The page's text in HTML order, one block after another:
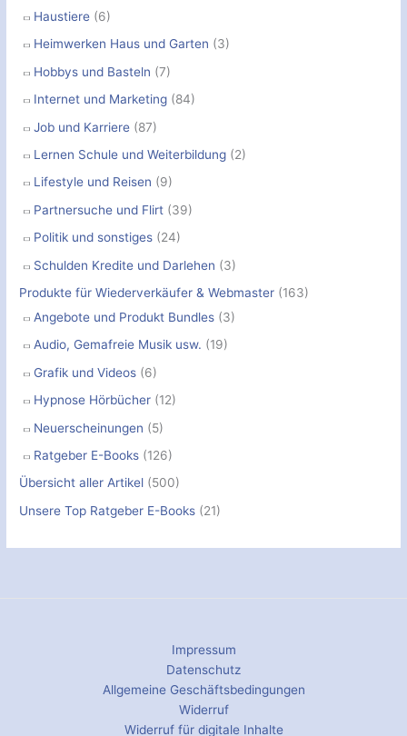
Haustiere (6)
Heimwerken Haus und Garten (3)
Hobbys und Basteln (7)
Internet und Marketing (84)
Job und Karriere (87)
Lernen Schule und Weiterbildung (2)
Lifestyle und Reisen (9)
Partnersuche und Flirt (39)
Politik und sonstiges (24)
Schulden Kredite und Darlehen (3)
Produkte für Wiederverkäufer & Webmaster (163)
Angebote und Produkt Bundles (3)
Audio, Gemafreie Musik usw. (19)
Grafik und Videos (6)
Hypnose Hörbücher (12)
Neuerscheinungen (5)
Ratgeber E-Books (126)
Übersicht aller Artikel (500)
Unsere Top Ratgeber E-Books (21)
Impressum
Datenschutz
Allgemeine Geschäftsbedingungen
Widerruf
Widerruf für digitale Inhalte